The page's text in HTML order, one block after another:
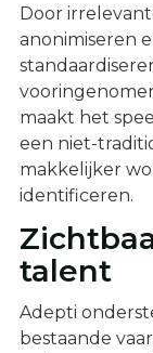
Door
anonimiseren
maakt het
een niet-
makkelijker
identificeren.
talent
Adepti
bestaande